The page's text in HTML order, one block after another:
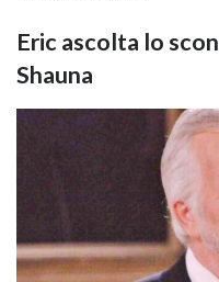
Eric ascolta lo
Shauna